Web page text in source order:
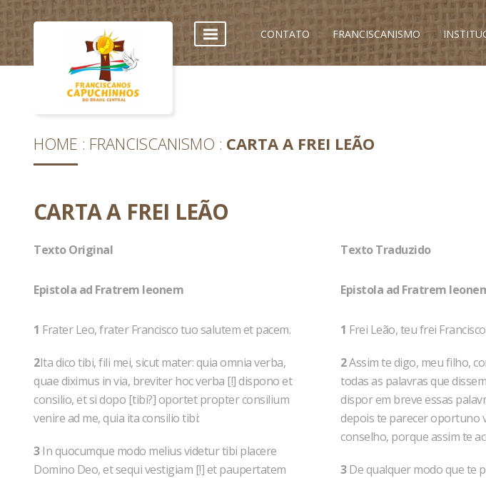
CONTATO FRANCISCANISMO
HOME FRANCISCANISMO CARTA A FREI LEÃO
CARTA A FREI LEÃO
Texto Original
Epistola ad Fratrem leonem
1 Frater Leo, frater Francisco tuo salutem et pacem.
2Ita dico tibi, fili mei, sicut mater: quia omnia verba,
quae diximus in via, breviter hoc verba [!] dispono et
consilio, et si dopo [tibi?] oportet propter consilium
venire ad me, quia ita consilio tibi:
3In quocumque modo melius videtur tibi placere
Domino Deo, et sequi vestigiam [!] et paupertatem
Texto Traduzido
Epistola ad Fratrem
1 Frei Leão, teu frei
2Assim te digo, meu filho,
todas as palavras que
dispor em breve essas
depois te parecer oportuno
conselho, porque assim te
3De qualquer modo que te